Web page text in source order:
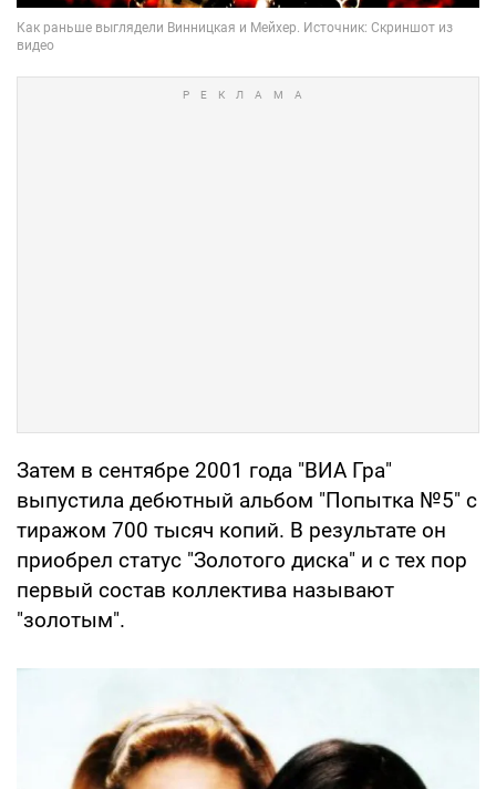
Затем в сентябре 2001 года "ВИА Гра"
выпустила дебютный альбом "Попытка №5" с
тиражом 700 тысяч копий. В результате он
приобрел статус "Золотого диска" и с тех пор
первый состав коллектива называют
"золотым".